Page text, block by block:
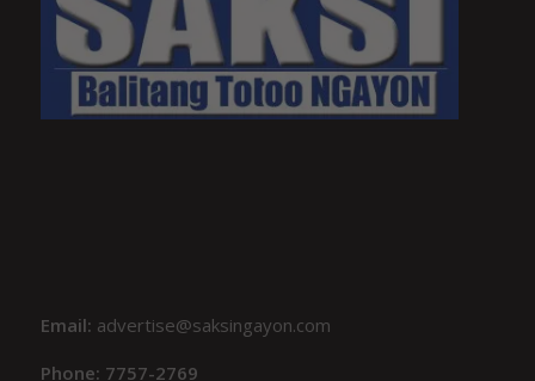
Email: advertise@saksingayon.com
Phone: 7757-2769